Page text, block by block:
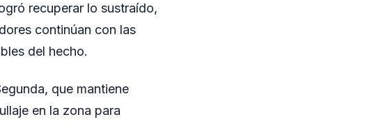
recuperar lo sustraído,
continúan con las
del hecho.
que mantiene
en la zona para